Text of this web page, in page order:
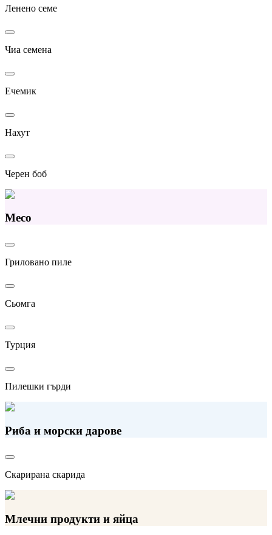
Ленено семе
Чиа семена
Ечемик
Нахут
Черен боб
Месо
Гриловано пиле
Сьомга
Турция
Пилешки гърди
Риба и морски дарове
Скарирана скаридa
Млечни продукти и яйца